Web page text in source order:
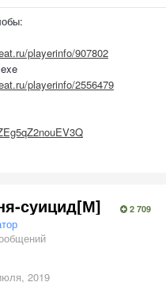
playerinfo/907802
playerinfo/2556479
суицид[М] 2 709
2019